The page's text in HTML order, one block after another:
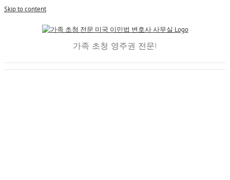
Skip to content
가족 초청 영주권 전문!